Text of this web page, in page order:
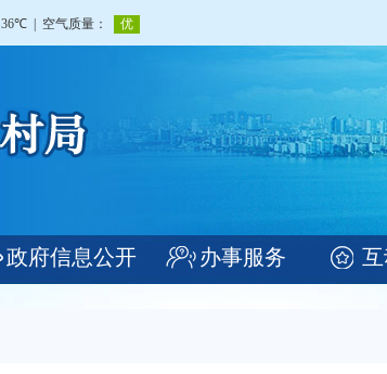
政府信息公开 办事服务